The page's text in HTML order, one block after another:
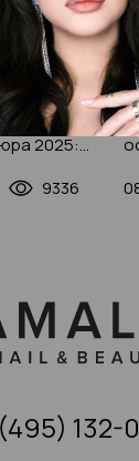
статьи
для
2025:
9336
132-